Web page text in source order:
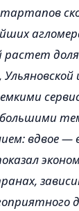
доля
вдвое